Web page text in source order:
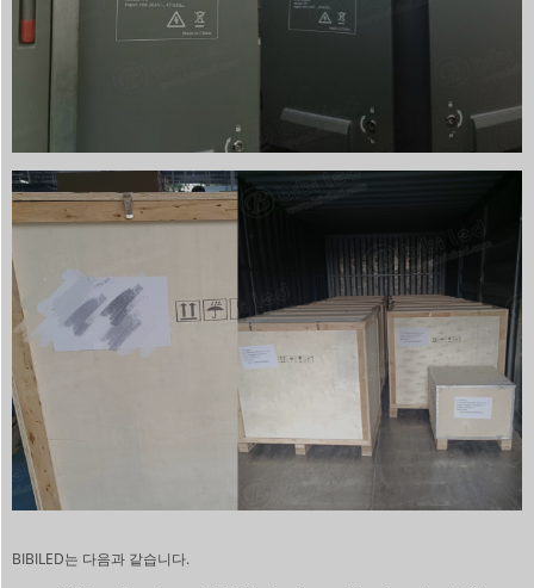
BIBILED는 다음과 같습니다.